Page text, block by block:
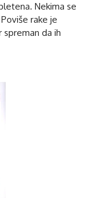
Nekima se
rake je
da ih